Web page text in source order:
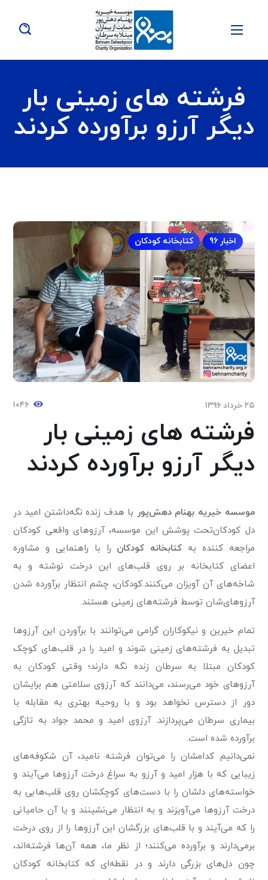
فرشته های زمینی بار
دیگر آرزو برآورده کردند
اخبار 96 کتابخانه کودکان
۲۵ خرداد ۱۳۹۶ ۱۰۴۶
فرشته های زمینی بار
دیگر آرزو برآورده کردند
موسسه خیریه بهنام دهش‌پور با هدف زنده نگه‌داشتن امید در
دل کودکان‌تحت پوشش این موسسه، آرزوهای واقعی کودکان
مراجعه کننده به کتابخانه کودکان را با راهنمایی و مشاوره
اعضای کتابخانه بر روی قلب‌های این درخت نوشته و به
شاخه‌های آن آویزان می‌کنند.کودکان، چشم انتظار برآورده شدن
آرزو‌های‌شان توسط فرشته‌های زمینی هستند.
تمام خیرین و نیکوکاران گرامی می‌توانند با برآوردن این آرزوها
تبدیل به فرشته‌های زمینی شوند و امید را در قلب‌های کوچک
کودکان مبتلا به سرطان زنده نگه دارند؛ وقتی کودکان به
آرزوهای خود می‌رسند، می‌دانند که آرزوی سلامتی هم برایشان
دور از دسترس نخواهد بود و با روحیه بهتری به مقابله با
بیماری سرطان می‌پردازند. آرزوی امید و محمد جواد به تازگی
برآورده شده است.
نمی‌دانیم کدامشان را می‌توان فرشته نامید، آن شکوفه‌های
زیبایی که با هزار امید و آرزو به سراغ درخت آرزو‌ها می‌آیند و
خواسته‌های دلشان را با دست‌های کوچکشان روی قلب‌هایی به
درخت آرزو‌ها می‌آویزند و به انتظار می‌نشینند و یا آن حامیانی
را که می‌آیند و با قلب‌های بزرگشان این آرزو‌ها را از روی درخت
برمی‌دارند و برآورده می‌کنند؛ از نظر ما، همه آن‌ها فرشته‌اند،
چون دل‌های بزرگی دارند و در نقطه‌ای که کتابخانه کودکان